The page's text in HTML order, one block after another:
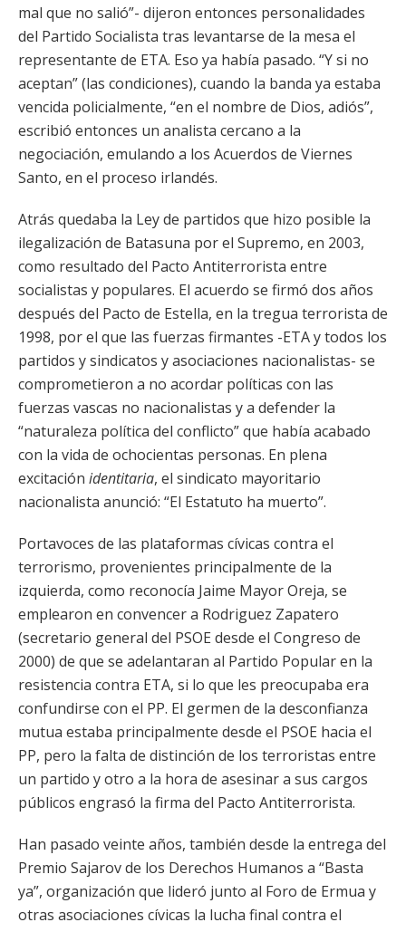
mal que no salió”- dijeron entonces personalidades
del Partido Socialista tras levantarse de la mesa el
representante de ETA. Eso ya había pasado. “Y si no
aceptan” (las condiciones), cuando la banda ya estaba
vencida policialmente, “en el nombre de Dios, adiós”,
escribió entonces un analista cercano a la
negociación, emulando a los Acuerdos de Viernes
Santo, en el proceso irlandés.
Atrás quedaba la Ley de partidos que hizo posible la
ilegalización de Batasuna por el Supremo, en 2003,
como resultado del Pacto Antiterrorista entre
socialistas y populares. El acuerdo se firmó dos años
después del Pacto de Estella, en la tregua terrorista de
1998, por el que las fuerzas firmantes -ETA y todos los
partidos y sindicatos y asociaciones nacionalistas- se
comprometieron a no acordar políticas con las
fuerzas vascas no nacionalistas y a defender la
“naturaleza política del conflicto” que había acabado
con la vida de ochocientas personas. En plena
excitación identitaria, el sindicato mayoritario
nacionalista anunció: “El Estatuto ha muerto”.
Portavoces de las plataformas cívicas contra el
terrorismo, provenientes principalmente de la
izquierda, como reconocía Jaime Mayor Oreja, se
emplearon en convencer a Rodriguez Zapatero
(secretario general del PSOE desde el Congreso de
2000) de que se adelantaran al Partido Popular en la
resistencia contra ETA, si lo que les preocupaba era
confundirse con el PP. El germen de la desconfianza
mutua estaba principalmente desde el PSOE hacia el
PP, pero la falta de distinción de los terroristas entre
un partido y otro a la hora de asesinar a sus cargos
públicos engrasó la firma del Pacto Antiterrorista.
Han pasado veinte años, también desde la entrega del
Premio Sajarov de los Derechos Humanos a “Basta
ya”, organización que lideró junto al Foro de Ermua y
otras asociaciones cívicas la lucha final contra el